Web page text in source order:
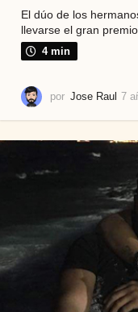
El dúo de los
llevarse el gran
4 min
por Jose Raul 7